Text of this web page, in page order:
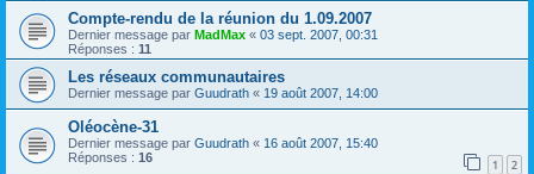
Compte-rendu de la réunion du 1.09.2007
Dernier message par MadMax « 03 sept. 2007, 00:31
Réponses : 11
Les réseaux communautaires
Dernier message par Guudrath « 19 août 2007, 14:00
Oléocène-31
Dernier message par Guudrath « 16 août 2007, 15:40
Réponses : 16 1 2